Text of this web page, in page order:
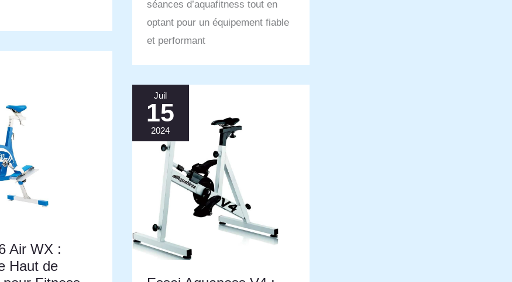
séances d’aquafitness tout en
optant pour un équipement fiable
et performant
Air WX :
Haut de
Juil
15
2024